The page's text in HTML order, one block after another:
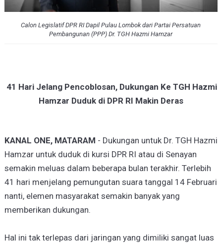
Calon Legislatif DPR RI Dapil Pulau Lombok dari Partai Persatuan
Pembangunan (PPP) Dr. TGH Hazmi Hamzar
41 Hari Jelang Pencoblosan, Dukungan Ke TGH Hazmi
Hamzar Duduk di DPR RI Makin Deras
KANAL ONE, MATARAM - Dukungan untuk Dr. TGH Hazmi
Hamzar untuk duduk di kursi DPR RI atau di Senayan
semakin meluas dalam beberapa bulan terakhir. Terlebih
41 hari menjelang pemungutan suara tanggal 14 Februari
nanti, elemen masyarakat semakin banyak yang
memberikan dukungan.
Hal ini tak terlepas dari jaringan yang dimiliki sangat luas